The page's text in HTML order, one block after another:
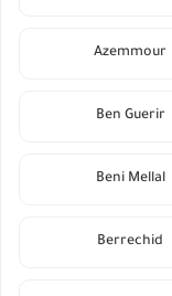
Azemmour
Ben Guerir
Beni Mellal
Berrechid